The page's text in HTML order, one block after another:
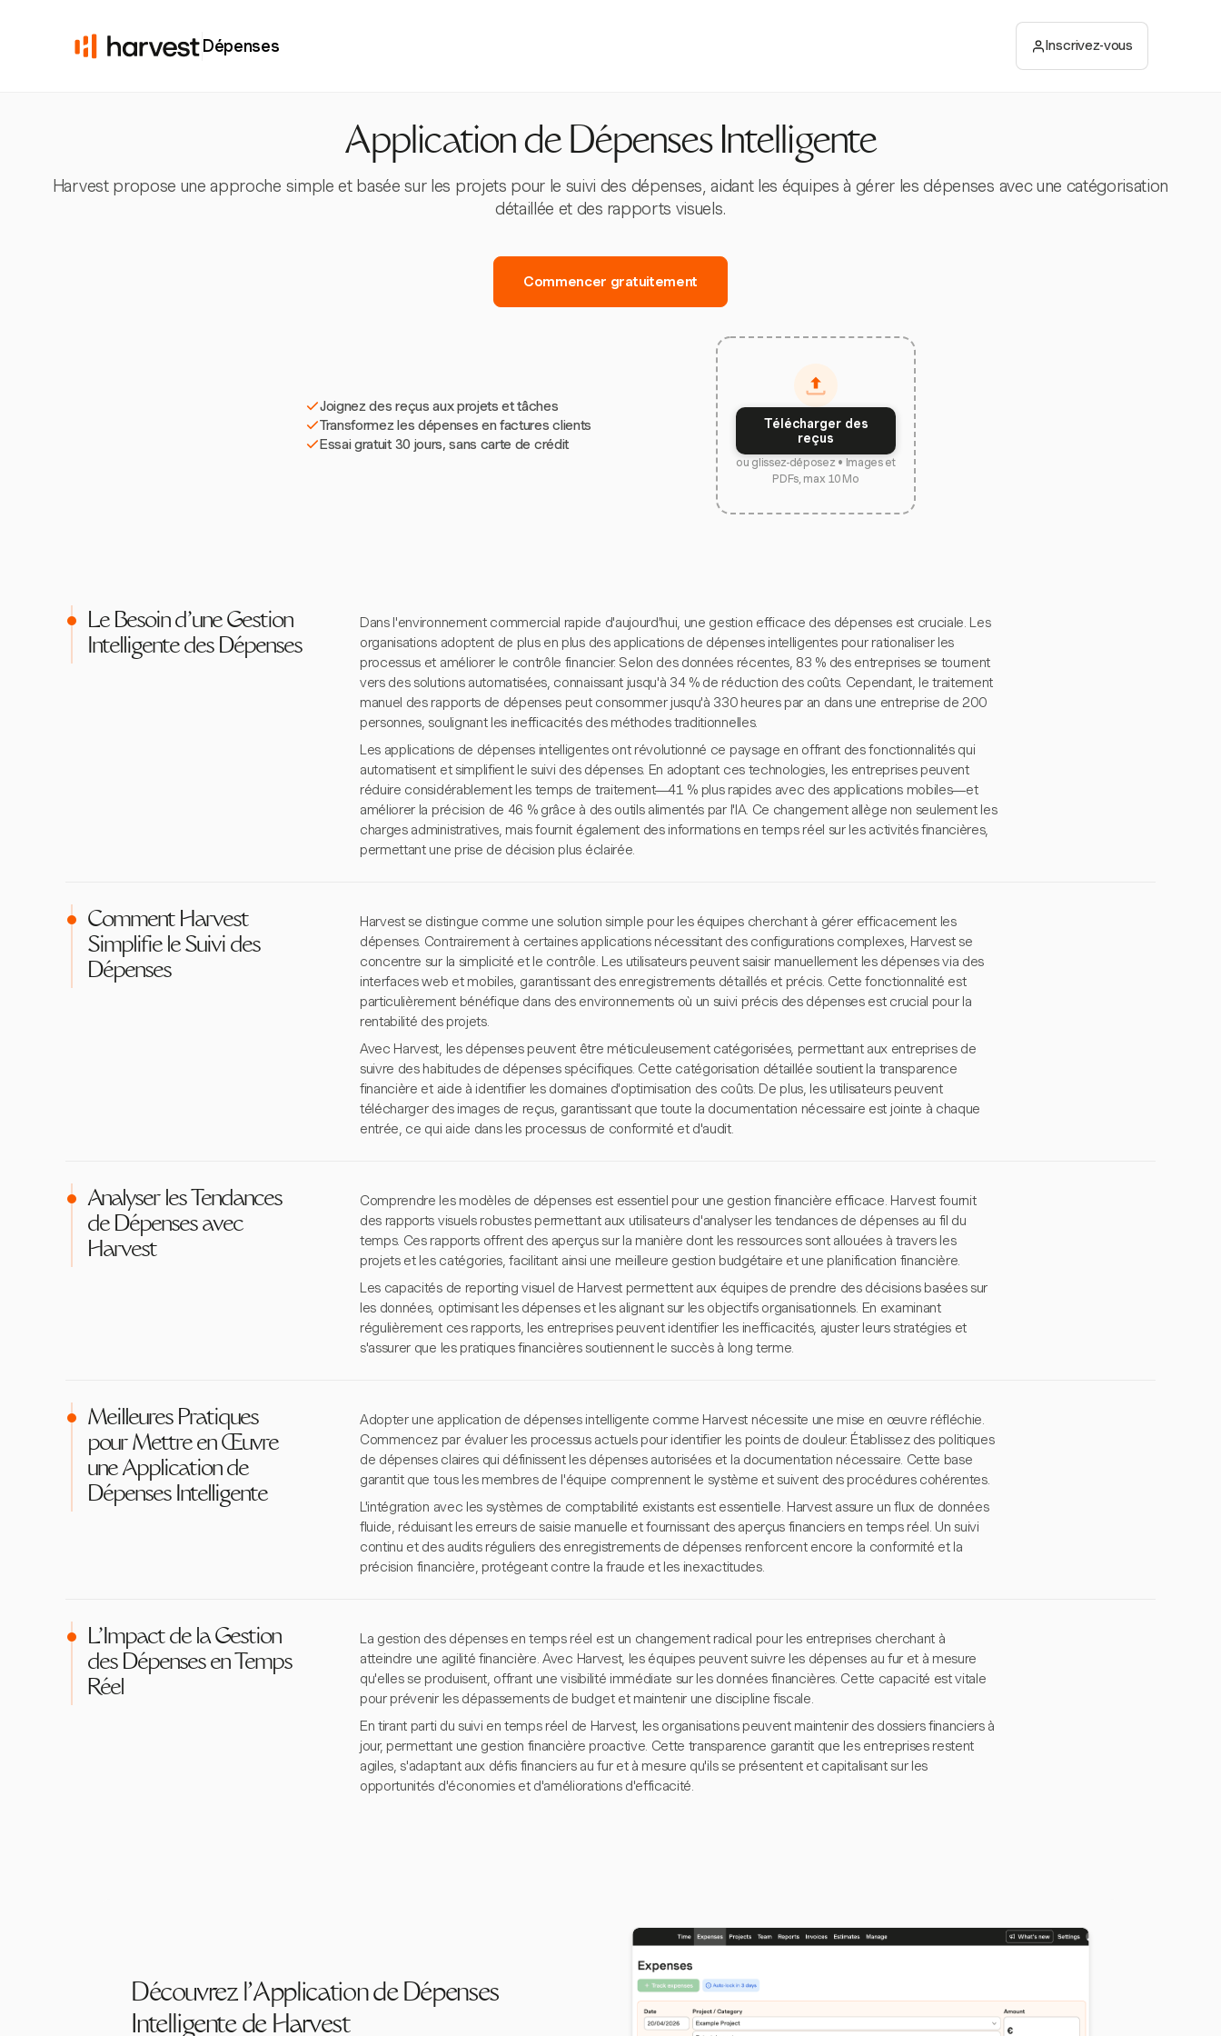
Dépenses Inscrivez-vous
Application de Dépenses Intelligente
Harvest propose une approche simple et basée sur les projets pour le suivi des dépenses, aidant les équipes à gérer les dépenses avec une catégorisation
détaillée et des rapports visuels.
Commencer gratuitement
Joignez des reçus aux projets et tâches
Transformez les dépenses en factures clients
Essai gratuit 30 jours, sans carte de crédit
Télécharger des
reçus
ou glissez-déposez • Images et
PDFs, max 10 Mo
Le Besoin d'une Gestion
Intelligente des Dépenses
Dans l'environnement commercial rapide d'aujourd'hui, une gestion efficace des dépenses est cruciale. Les
organisations adoptent de plus en plus des applications de dépenses intelligentes pour rationaliser les
processus et améliorer le contrôle financier. Selon des données récentes, 83 % des entreprises se tournent
vers des solutions automatisées, connaissant jusqu'à 34 % de réduction des coûts. Cependant, le traitement
manuel des rapports de dépenses peut consommer jusqu'à 330 heures par an dans une entreprise de 200
personnes, soulignant les inefficacités des méthodes traditionnelles.
Les applications de dépenses intelligentes ont révolutionné ce paysage en offrant des fonctionnalités qui
automatisent et simplifient le suivi des dépenses. En adoptant ces technologies, les entreprises peuvent
réduire considérablement les temps de traitement—41 % plus rapides avec des applications mobiles—et
améliorer la précision de 46 % grâce à des outils alimentés par l'IA. Ce changement allège non seulement les
charges administratives, mais fournit également des informations en temps réel sur les activités financières,
permettant une prise de décision plus éclairée.
Comment Harvest
Simplifie le Suivi des
Dépenses
Harvest se distingue comme une solution simple pour les équipes cherchant à gérer efficacement les
dépenses. Contrairement à certaines applications nécessitant des configurations complexes, Harvest se
concentre sur la simplicité et le contrôle. Les utilisateurs peuvent saisir manuellement les dépenses via des
interfaces web et mobiles, garantissant des enregistrements détaillés et précis. Cette fonctionnalité est
particulièrement bénéfique dans des environnements où un suivi précis des dépenses est crucial pour la
rentabilité des projets.
Avec Harvest, les dépenses peuvent être méticuleusement catégorisées, permettant aux entreprises de
suivre des habitudes de dépenses spécifiques. Cette catégorisation détaillée soutient la transparence
financière et aide à identifier les domaines d'optimisation des coûts. De plus, les utilisateurs peuvent
télécharger des images de reçus, garantissant que toute la documentation nécessaire est jointe à chaque
entrée, ce qui aide dans les processus de conformité et d'audit.
Analyser les Tendances
de Dépenses avec
Harvest
Comprendre les modèles de dépenses est essentiel pour une gestion financière efficace. Harvest fournit
des rapports visuels robustes permettant aux utilisateurs d'analyser les tendances de dépenses au fil du
temps. Ces rapports offrent des aperçus sur la manière dont les ressources sont allouées à travers les
projets et les catégories, facilitant ainsi une meilleure gestion budgétaire et une planification financière.
Les capacités de reporting visuel de Harvest permettent aux équipes de prendre des décisions basées sur
les données, optimisant les dépenses et les alignant sur les objectifs organisationnels. En examinant
régulièrement ces rapports, les entreprises peuvent identifier les inefficacités, ajuster leurs stratégies et
s'assurer que les pratiques financières soutiennent le succès à long terme.
Meilleures Pratiques
pour Mettre en Œuvre
une Application de
Dépenses Intelligente
Adopter une application de dépenses intelligente comme Harvest nécessite une mise en œuvre réfléchie.
Commencez par évaluer les processus actuels pour identifier les points de douleur. Établissez des politiques
de dépenses claires qui définissent les dépenses autorisées et la documentation nécessaire. Cette base
garantit que tous les membres de l'équipe comprennent le système et suivent des procédures cohérentes.
L'intégration avec les systèmes de comptabilité existants est essentielle. Harvest assure un flux de données
fluide, réduisant les erreurs de saisie manuelle et fournissant des aperçus financiers en temps réel. Un suivi
continu et des audits réguliers des enregistrements de dépenses renforcent encore la conformité et la
précision financière, protégeant contre la fraude et les inexactitudes.
L'Impact de la Gestion
des Dépenses en Temps
Réel
La gestion des dépenses en temps réel est un changement radical pour les entreprises cherchant à
atteindre une agilité financière. Avec Harvest, les équipes peuvent suivre les dépenses au fur et à mesure
qu'elles se produisent, offrant une visibilité immédiate sur les données financières. Cette capacité est vitale
pour prévenir les dépassements de budget et maintenir une discipline fiscale.
En tirant parti du suivi en temps réel de Harvest, les organisations peuvent maintenir des dossiers financiers à
jour, permettant une gestion financière proactive. Cette transparence garantit que les entreprises restent
agiles, s'adaptant aux défis financiers au fur et à mesure qu'ils se présentent et capitalisant sur les
opportunités d'économies et d'améliorations d'efficacité.
Découvrez l'Application de Dépenses
Intelligente de Harvest